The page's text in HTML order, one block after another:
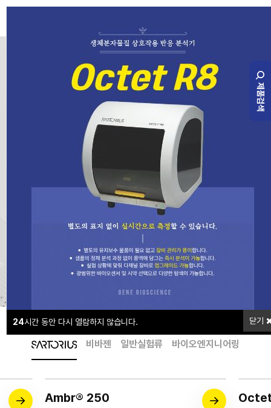
24시간 동안 다시 열람하지 않습니다. 닫기
제품검색
확장 가능하고 효율적인 세포주 선택
및 공정 개발을 위한 Ambr® 다중
병렬 바이오리액터
Ambr® 다중 병렬 바이오리액터는 클론 또는 세포주 선택부터 공정
최적화까지 업스트림 공정 단계를 처리할 수 있으며, 공정 데이터가
2L 및 대형 시스템으로 잘 변환되기 때문에 확장성을 보장합니다.
제품 자세히 보기
비바젠 일반실험류 바이오엔지니어링
Ambr® 250